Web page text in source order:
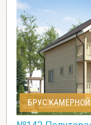
БРУС